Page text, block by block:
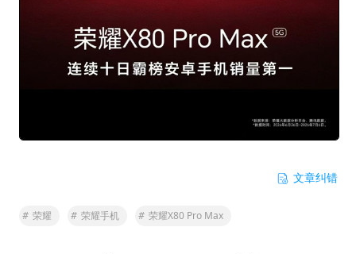
文章纠错
# 荣耀 # 荣耀手机 # 荣耀X80 Pro Max